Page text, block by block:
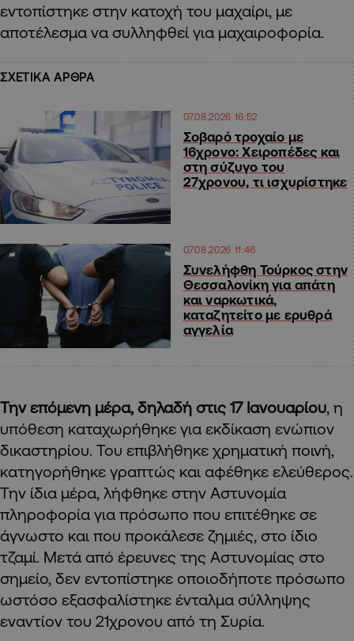
εντοπίστηκε στην κατοχή του μαχαίρι, με
αποτέλεσμα να συλληφθεί για μαχαιροφορία.
ΣΧΕΤΙΚΑ ΑΡΘΡΑ
07.08.2026 16:52
Σοβαρό τροχαίο με
16χρονο: Χειροπέδες και
στη σύζυγο του
27χρονου, τι ισχυρίστηκε
07.08.2026 11:46
Συνελήφθη Τούρκος στην
Θεσσαλονίκη για απάτη
και ναρκωτικά,
καταζητείτο με ερυθρά
αγγελία
Την επόμενη μέρα, δηλαδή στις 17 Ιανουαρίου, η
υπόθεση καταχωρήθηκε για εκδίκαση ενώπιον
δικαστηρίου. Του επιβλήθηκε χρηματική ποινή,
κατηγορήθηκε γραπτώς και αφέθηκε ελεύθερος.
Την ίδια μέρα, λήφθηκε στην Αστυνομία
πληροφορία για πρόσωπο που επιτέθηκε σε
άγνωστο και που προκάλεσε ζημιές, στο ίδιο
τζαμί. Μετά από έρευνες της Αστυνομίας στο
σημείο, δεν εντοπίστηκε οποιοδήποτε πρόσωπο
ωστόσο εξασφαλίστηκε ένταλμα σύλληψης
εναντίον του 21χρονου από τη Συρία.